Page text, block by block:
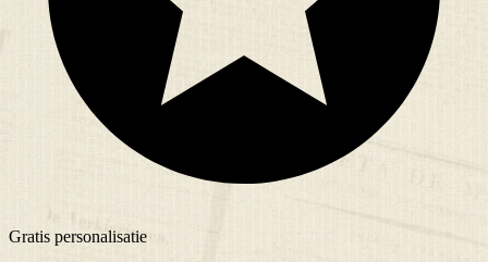
Gratis personalisatie